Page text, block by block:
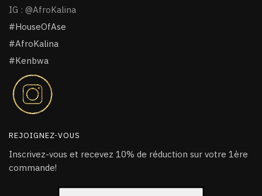
IG : @AfroKalina
#HouseOfAse
#AfroKalina
#Kenbwa
REJOIGNEZ-VOUS
Inscrivez-vous et recevez 10% de réduction sur votre 1ère
commande!